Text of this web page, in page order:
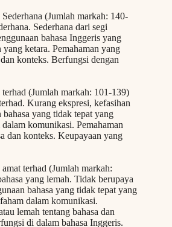
(Jumlah markah: 140-
Sederhana dari segi
bahasa Inggeris yang
yang ketara. Pemahaman yang
konteks. Berfungsi dengan
(Jumlah markah: 101-139)
Kurang ekspresi, kefasihan
bahasa yang tidak tepat yang
komunikasi. Pemahaman
dan konteks. Keupayaan yang
terhad (Jumlah markah:
yang lemah. Tidak berupaya
bahasa yang tidak tepat yang
dalam komunikasi.
lemah tentang bahasa dan
di dalam bahasa Inggeris.